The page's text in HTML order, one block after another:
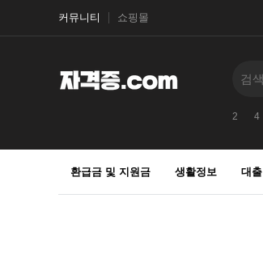
커뮤니티 쇼핑몰
2 4
환급금 및 지원금 생활정보 대출